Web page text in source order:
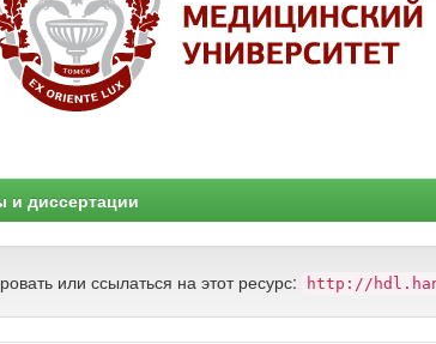
и диссертации
или ссылаться на этот ресурс: http://